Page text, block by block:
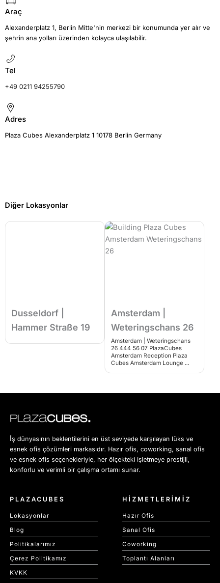
Araç
Alexanderplatz 1, Berlin Mitte'nin merkezi bir konumunda yer alır ve
şehrin ana yolları üzerinden kolayca ulaşılabilir.
Tel
+49 0211 94255790
Adres
Plaza Cubes Alexanderplatz 1 10178 Berlin Germany
Diğer Lokasyonlar
Dusseldorf |
Hammer Straße 19
Amsterdam |
Weteringschans 26
Amsterdam | Weteringschans
26 444 56 07 PlazaCubes
Amsterdam Reception Plaza
Cubes Amsterdam Lounge ...
İş dünyasının beklentilerini en üst seviyede karşılayan lüks ve
esnek ofis çözümleri markasıdır. Hazır ofis, coworking, sanal ofis
ve esnek ofis seçenekleriyle, her ölçekteki işletmeye prestijli,
konforlu ve verimli bir çalışma ortamı sunar.
PLAZACUBES
Lokasyonlar
Blog
Politikalarımız
Çerez Politikamız
KVKK
HİZMETLERİMİZ
Hazır Ofis
Sanal Ofis
Coworking
Toplantı Alanları